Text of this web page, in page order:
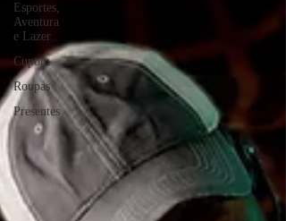
Esportes,
Aventura
e Lazer
Cupom
Roupas
Presentes